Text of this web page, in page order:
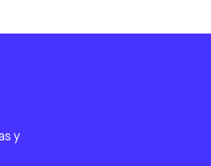
y